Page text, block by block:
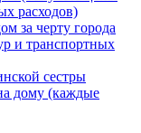
расходов)
за черту города
и транспортных
сестры
дому (каждые